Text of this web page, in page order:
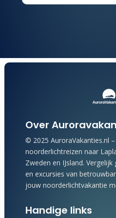
Over
© 2025 AuroraVakanties.nl
noorderlichtreizen naar
Zweden en IJsland. Vergelijk
en excursies van
jouw noorderlichtvakantie
Handige links